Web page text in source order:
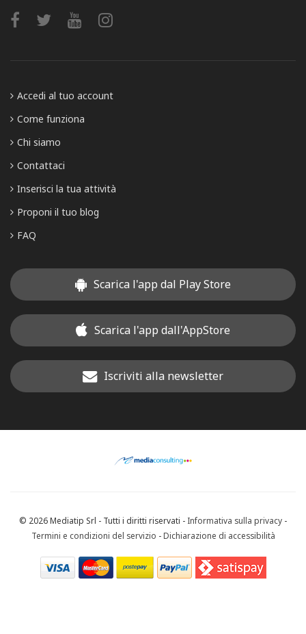
Accedi al tuo account
Come funziona
Chi siamo
Contattaci
Inserisci la tua attività
Proponi il tuo blog
FAQ
Scarica l'app dal Play Store
Scarica l'app dall'AppStore
Iscriviti alla newsletter
© 2026 Mediatip Srl - Tutti i diritti riservati - Informativa sulla privacy -
Termini e condizioni del servizio -Dichiarazione di accessibilità